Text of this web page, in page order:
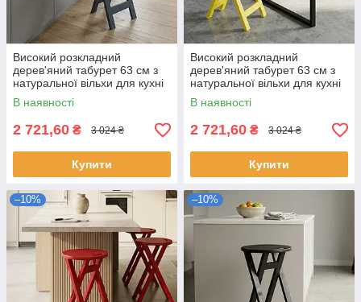
Високий розкладний
дерев'яний табурет 63 см з
натуральної вільхи для кухні
та дому Сірий графіт
В наявності
2 721,60 ₴ 3 024 ₴
Купити
Високий розкладний
дерев'яний табурет 63 см з
натуральної вільхи для кухні
та дому Жовтий
В наявності
2 721,60 ₴ 3 024 ₴
Купити
–10% –10%